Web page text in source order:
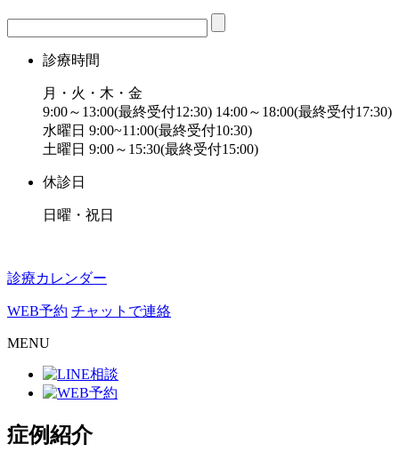
診療時間
月・火・木・金
9:00～13:00(最終受付12:30) 14:00～18:00(最終受付17:30)
水曜日 9:00~11:00(最終受付10:30)
土曜日 9:00～15:30(最終受付15:00)
休診日
日曜・祝日
診療カレンダー
WEB予約 チャットで連絡
MENU
症例紹介